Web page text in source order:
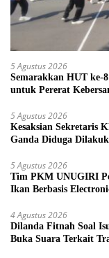
5 Agustus 2026
Semarakkan HUT ke-
untuk Pererat
5 Agustus 2026
Kesaksian Sekretaris
Ganda Diduga
5 Agustus 2026
Tim PKM UNUGIRI
Ikan Berbasis
4 Agustus 2026
Dilanda Fitnah Soal
Buka Suara Terkait